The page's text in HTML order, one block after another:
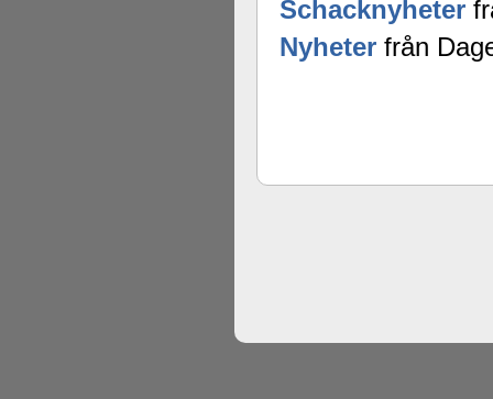
Schacknyheter
Nyheter från